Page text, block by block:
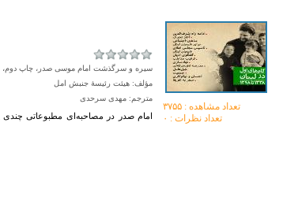
تعداد مشاهده :‌ ۳۷۵۵
تعداد نظرات : ۰
سیره و سرگذشت امام موسی صدر، چاپ دوم، جلد ۱، صفحه
مؤلف: هیئت رئیسۀ جنبش امل
مترجم: مهدی سرحدی
امام صدر در مصاحبه‌ای مطبوعاتی